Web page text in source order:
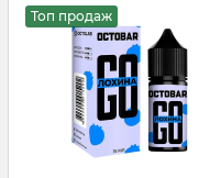
Топ продаж